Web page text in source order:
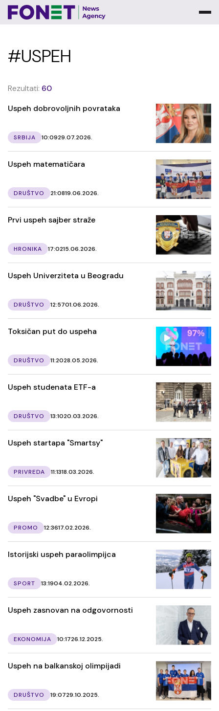
#USPEH
Rezultati: 60
Uspeh dobrovoljnih povrataka
SRBIJA 10:0929.07.2026.
Uspeh matematičara
DRUŠTVO 21:0819.06.2026.
Prvi uspeh sajber straže
HRONIKA 17:0215.06.2026.
Uspeh Univerziteta u Beogradu
DRUŠTVO 12:5701.06.2026.
Toksičan put do uspeha
DRUŠTVO 11:2028.05.2026.
Uspeh studenata ETF-a
DRUŠTVO 13:1020.03.2026.
Uspeh startapa "Smartsy"
PRIVREDA 11:1318.03.2026.
Uspeh "Svadbe" u Evropi
PROMO 12:3617.02.2026.
Istorijski uspeh paraolimpijca
SPORT 13:1904.02.2026.
Uspeh zasnovan na odgovornosti
EKONOMIJA 10:1726.12.2025.
Uspeh na balkanskoj olimpijadi
DRUŠTVO 19:0729.10.2025.